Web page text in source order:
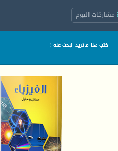
مشاركات اليوم